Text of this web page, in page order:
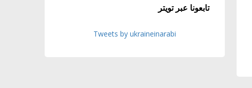
تابعونا عبر تويتر
Tweets by ukraineinarabi